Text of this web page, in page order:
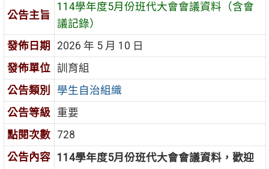
公告主旨
114學年度5月份班代大會會議資料（含會
議記錄）
發佈日期
2026 年 5 月 10 日
發佈單位 訓育組
公告類別
學生自治組織
公告等級 重要
點閱次數 728
公告內容 114學年度5月份班代大會會議資料，歡迎